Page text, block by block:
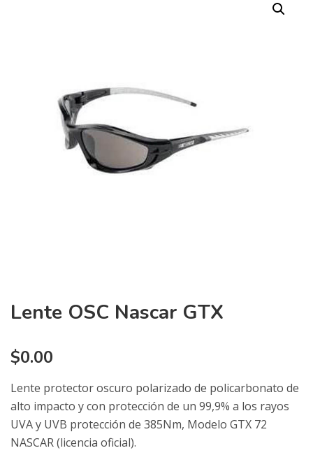
Lente OSC Nascar GTX
$0.00
Lente protector oscuro polarizado de policarbonato de
alto impacto y con protección de un 99,9% a los rayos
UVA y UVB protección de 385Nm, Modelo GTX 72
NASCAR (licencia oficial).